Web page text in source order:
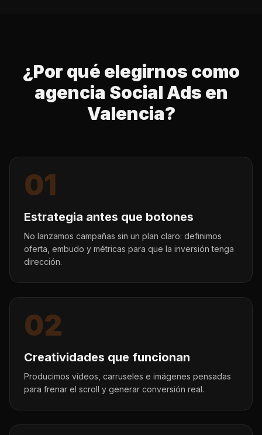
¿Por qué elegirnos como
agencia Social Ads en
Valencia?
01
Estrategia antes que botones
No lanzamos campañas sin un plan claro: definimos
oferta, embudo y métricas para que la inversión tenga
dirección.
02
Creatividades que funcionan
Producimos vídeos, carruseles e imágenes pensadas
para frenar el scroll y generar conversión real.